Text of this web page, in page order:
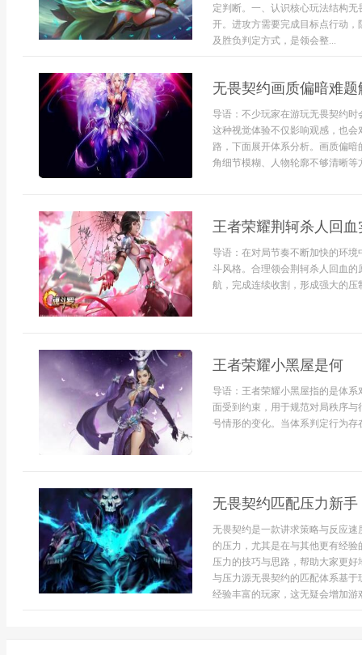
定判断。一、认识核心玩法结构
开。进攻方需要完成目标点行动
及胜负判定方式，是领会整...
无畏契约画质偏暗难
导语：不少玩家在游玩无畏契约
这种视觉体验不仅影响观感，也
路，下面展开体系分析。画质偏
角细节模糊、人物轮廓不够清晰等
王者荣耀荆轲杀人回
导语：在对局节奏不断加快的环
斗风格。合理领会荆轲杀人回血
航，完成连续收割，形成强大的压
王者荣耀小黑屋是何
导语：王者荣耀小黑屋指的是体
面受到约束，用于规范对局秩序
号情形的变化。当体系判定行为
无畏契约匹配压力新手
无畏契约是一款讲求策略与反应
的压力，尤其是在与其他更有经
压力的技巧与思路，帮助大家更
与压力源无畏契约的匹配体系基
经验丰富的玩家，这无疑会增加游